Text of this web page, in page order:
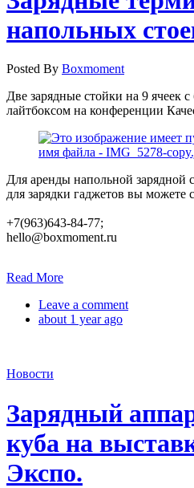
напольных
Posted By Boxmoment
Две зарядные стойки на 9 ячеек
лайтбоксом на конференции
Для аренды напольной зарядной
для зарядки гаджетов вы можете
+7(963)643-84-77;
hello@boxmoment.ru
Read More
Leave a comment
about 1 year ago
Новости
Зарядный
куба на
Экспо.